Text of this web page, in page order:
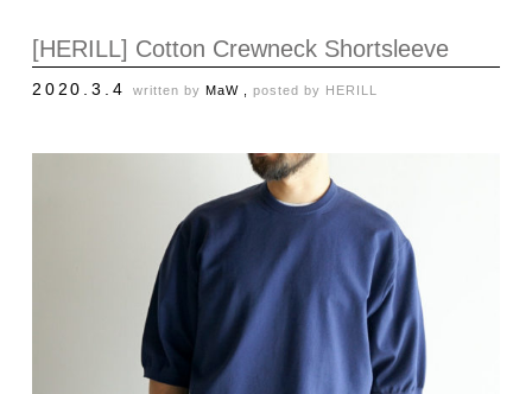
[HERILL] Cotton Crewneck Shortsleeve
2020.3.4written byMaW ,posted by HERILL